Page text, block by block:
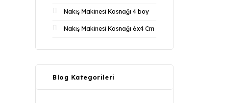
Nakış Makinesi Kasnağı 4 boy
Nakış Makinesi Kasnağı 6x4 Cm
Blog Kategorileri